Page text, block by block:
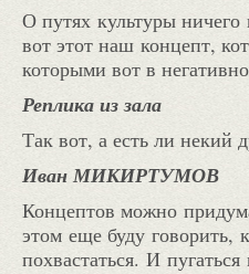
О путях культуры
вот этот наш концепт,
которыми вот в
Реплика из зала
Так вот, а есть ли некий
Иван МИКИРТУМОВ
Концептов можно
этом еще буду
похвастаться. И